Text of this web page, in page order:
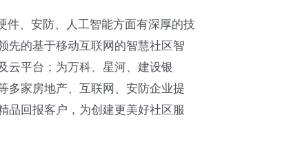
、安防、人工智能方面有深厚的技
先的基于移动互联网的智慧社区智
云平台；为万科、星河、建设银
多家房地产、互联网、安防企业提
品回报客户，为创建更美好社区服